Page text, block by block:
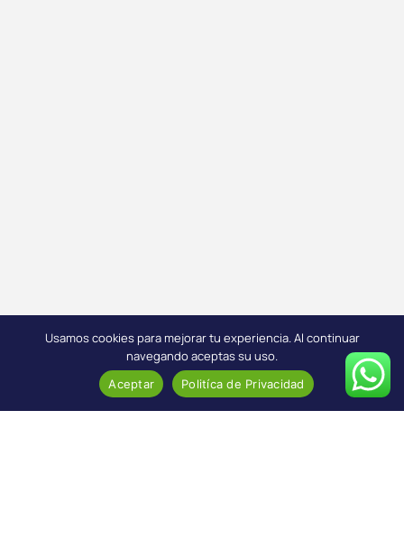
Usamos cookies para mejorar tu experiencia. Al continuar
navegando aceptas su uso.
Aceptar Politíca de Privacidad